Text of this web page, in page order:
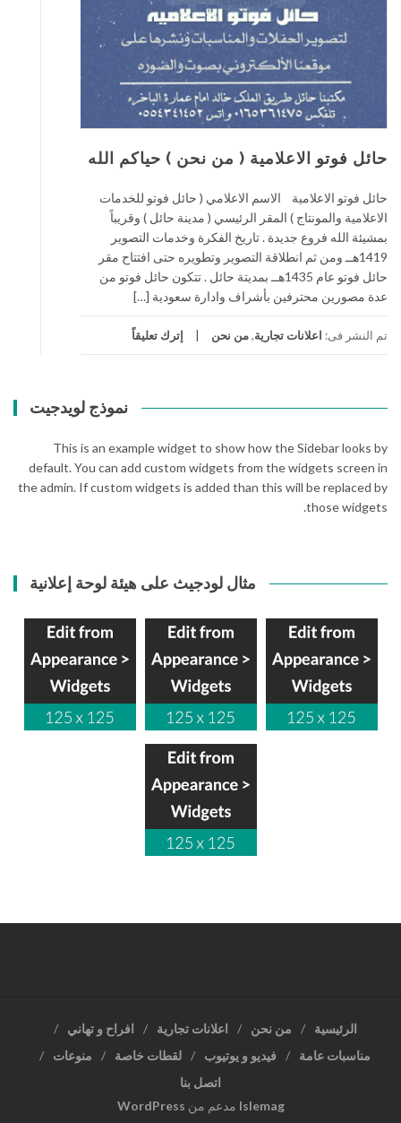
حائل فوتو الاعلامية ( من نحن ) حياكم الله
حائل فوتو الاعلامية الاسم الاعلامي ( حائل فوتو للخدمات
الاعلامية والمونتاج ) المقر الرئيسي ( مدينة حائل ) وقريباً
بمشيئة الله فروع جديدة . تاريخ الفكرة وخدمات التصوير
1419هــ ومن ثم انطلاقة التصوير وتطويره حتى افتتاح مقر
حائل فوتو عام 1435هــ بمديتة حائل . تتكون حائل فوتو من
عدة مصورين محترفين بأشراف وادارة سعودية […]
تم النشر فى: اعلانات تجارية,من نحن إترك تعليقاً
نموذج لويدجيت
This is an example widget to show how the Sidebar looks by
default. You can add custom widgets from the widgets screen in
the admin. If custom widgets is added than this will be replaced by
those widgets.
مثال لودجيث على هيئة لوحة إعلانية
الرئيسية من نحن اعلانات تجارية
افراح و تهاني
مناسبات عامة
فيديو و يوتيوب لقطات خاصة
منوعات
اتصل بنا
Islemag مدعم من WordPress